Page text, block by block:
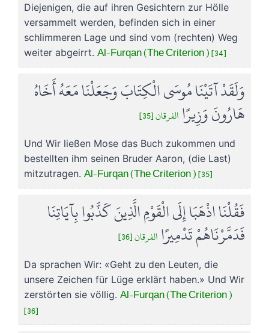
Diejenigen, die auf ihren Gesichtern zur Hölle
versammelt werden, befinden sich in einer
schlimmeren Lage und sind vom (rechten) Weg
weiter abgeirrt. Al-Furqan (The Criterion ) [34]
وَلَقَدْ آتَيْنَا مُوسَى الْكِتَابَ وَجَعَلْنَا مَعَهُ أَخَاهُ
هَارُونَ وَزِيرًا الفرقان [35]
Und Wir ließen Mose das Buch zukommen und
bestellten ihm seinen Bruder Aaron, (die Last)
mitzutragen. Al-Furqan (The Criterion ) [35]
فَقُلْنَا اذْهَبَا إِلَى الْقَوْمِ الَّذِينَ كَذَّبُوا بِآيَاتِنَا
فَدَمَّرْنَاهُمْ تَدْمِيرًا الفرقان [36]
Da sprachen Wir: «Geht zu den Leuten, die
unsere Zeichen für Lüge erklärt haben.» Und Wir
zerstörten sie völlig. Al-Furqan (The Criterion )
[36]